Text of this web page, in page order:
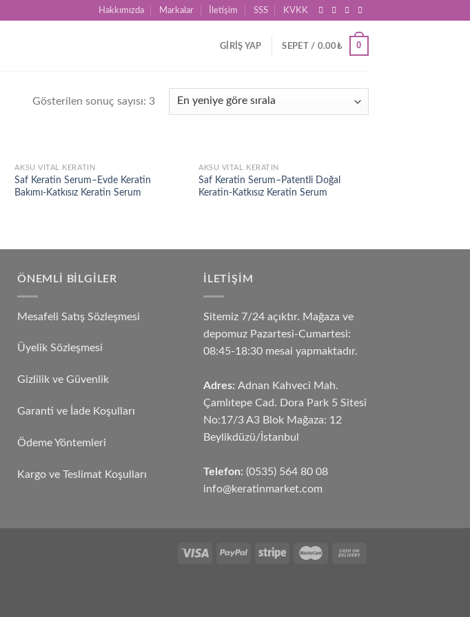
Hakkımızda Markalar İletişim SSS KVKK
GIRIŞ YAP SEPET / 0.00₺ 0
Gösterilen sonuç sayısı: 3
Add to
AKSU VITAL KERATIN
Saf Keratin Serum–Evde Keratin
Bakımı-Katkısız Keratin Serum
Add to
wishlist
AKSU VITAL KERATIN
Saf Keratin Serum–Patentli Doğal
Keratin-Katkısız Keratin Serum
ÖNEMLI BILGILER
Mesafeli Satış Sözleşmesi
Üyelik Sözleşmesi
Gizlilik ve Güvenlik
Garanti ve İade Koşulları
Ödeme Yöntemleri
Kargo ve Teslimat Koşulları
İLETIŞIM
Sitemiz 7/24 açıktır. Mağaza ve
depomuz Pazartesi-Cumartesi:
08:45-18:30 mesai yapmaktadır.
Adres: Adnan Kahveci Mah.
Çamlıtepe Cad. Dora Park 5 Sitesi
No:17/3 A3 Blok Mağaza: 12
Beylikdüzü/İstanbul
Telefon: (0535) 564 80 08
info@keratinmarket.com